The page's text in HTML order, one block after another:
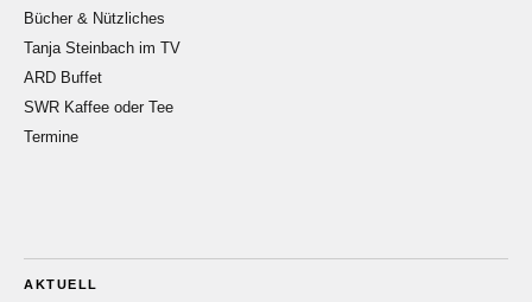
Bücher & Nützliches
Tanja Steinbach im TV
ARD Buffet
SWR Kaffee oder Tee
Termine
AKTUELL